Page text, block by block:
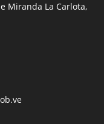
Miranda La Carlota,